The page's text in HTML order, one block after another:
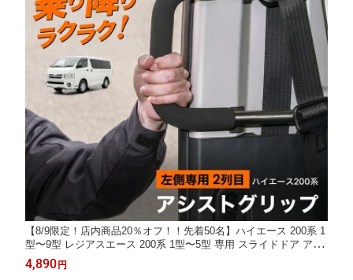
【8/9限定！店内商品20％オフ！！先着50名】ハイエース 200系 1
型〜9型 レジアスエース 200系 1型〜5型 専用 スライドドア アシ
ストグリップ 左側専用 補助バー 手すり スーパーGL DX 標準車
ワイド車 簡単取付 介護車 送迎車 福祉車両 耐荷重100kg ステンレ
4,890 円